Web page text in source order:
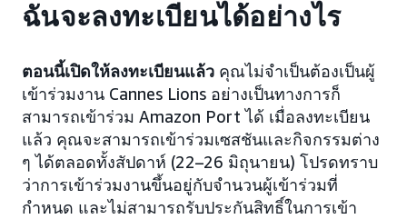
ฉันจะลงทะเบียนได้อย่างไร
ตอนนี้เปิดให้ลงทะเบียนแล้ว คุณไม่จำเป็นต้องเป็นผู้
เข้าร่วมงาน Cannes Lions อย่างเป็นทางการก็
สามารถเข้าร่วม Amazon Port ได้ เมื่อลงทะเบียน
แล้ว คุณจะสามารถเข้าร่วมเซสชันและกิจกรรมต่าง
ๆ ได้ตลอดทั้งสัปดาห์ (22–26 มิถุนายน) โปรดทราบ
ว่าการเข้าร่วมงานขึ้นอยู่กับจำนวนผู้เข้าร่วมที่
กำหนด และไม่สามารถรับประกันสิทธิ์ในการเข้า